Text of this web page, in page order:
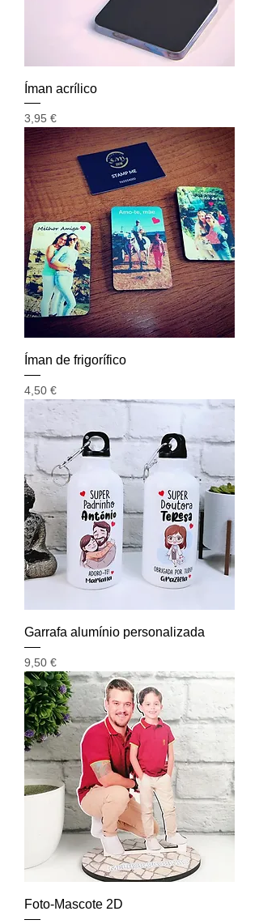
Íman acrílico
Preço
3,95 €
Íman de frigorífico
Preço
4,50 €
Garrafa alumínio personalizada
Preço
9,50 €
Foto-Mascote 2D